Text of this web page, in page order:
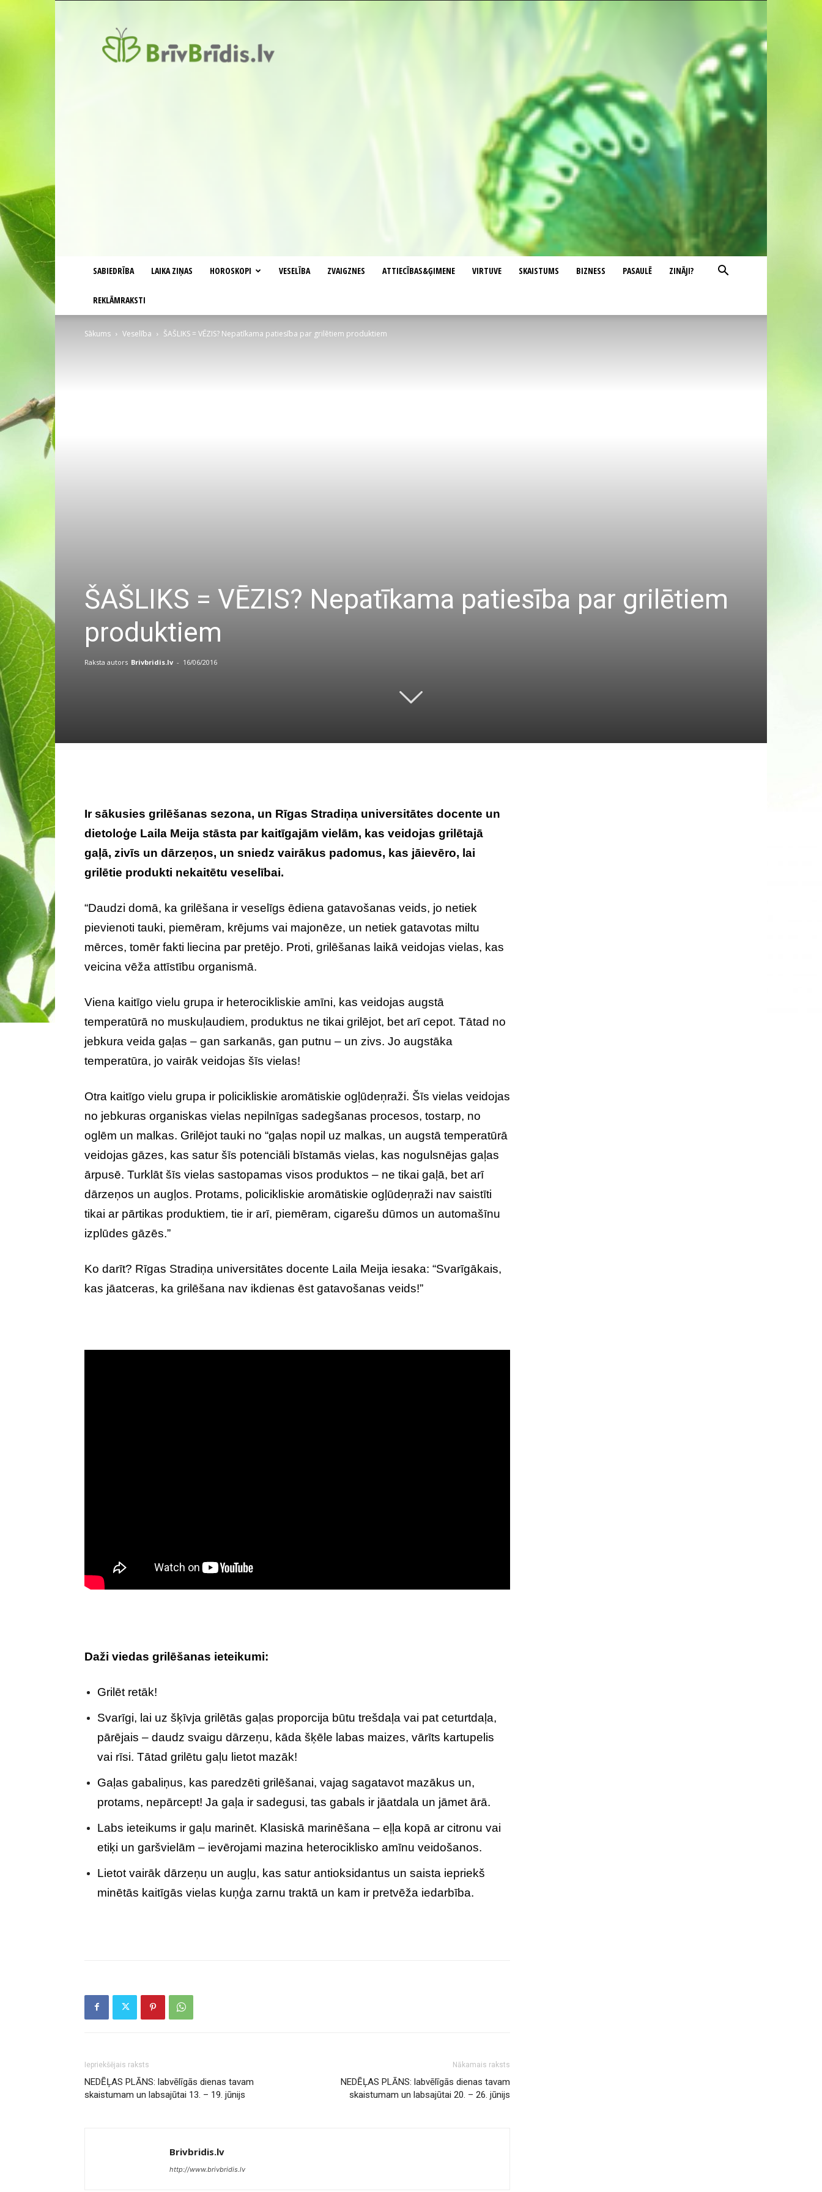
SABIEDRĪBA LAIKA ZIŅAS HOROSKOPI VESELĪBA ZVAIGZNES ATTIECĪBAS&ĢIMENE VIRTUVE SKAISTUMS BIZNESS PASAULĒ ZINĀJI?
REKLĀMRAKSTI
Sākums Veselība ŠAŠLIKS = VĒZIS? Nepatīkama patiesība par grilētiem produktiem
ŠAŠLIKS = VĒZIS? Nepatīkama patiesība par grilētiem
produktiem
Raksta autors Brivbridis.lv - 16/06/2016
Ir sākusies grilēšanas sezona, un Rīgas Stradiņa universitātes docente un
dietoloģe Laila Meija stāsta par kaitīgajām vielām, kas veidojas grilētajā
gaļā, zivīs un dārzeņos, un sniedz vairākus padomus, kas jāievēro, lai
grilētie produkti nekaitētu veselībai.
“Daudzi domā, ka grilēšana ir veselīgs ēdiena gatavošanas veids, jo netiek
pievienoti tauki, piemēram, krējums vai majonēze, un netiek gatavotas miltu
mērces, tomēr fakti liecina par pretējo. Proti, grilēšanas laikā veidojas vielas, kas
veicina vēža attīstību organismā.
Viena kaitīgo vielu grupa ir heterocikliskie amīni, kas veidojas augstā
temperatūrā no muskuļaudiem, produktus ne tikai grilējot, bet arī cepot. Tātad no
jebkura veida gaļas – gan sarkanās, gan putnu – un zivs. Jo augstāka
temperatūra, jo vairāk veidojas šīs vielas!
Otra kaitīgo vielu grupa ir policikliskie aromātiskie ogļūdeņraži. Šīs vielas veidojas
no jebkuras organiskas vielas nepilnīgas sadegšanas procesos, tostarp, no
oglēm un malkas. Grilējot tauki no “gaļas nopil uz malkas, un augstā temperatūrā
veidojas gāzes, kas satur šīs potenciāli bīstamās vielas, kas nogulsnējas gaļas
ārpusē. Turklāt šīs vielas sastopamas visos produktos – ne tikai gaļā, bet arī
dārzeņos un augļos. Protams, policikliskie aromātiskie ogļūdeņraži nav saistīti
tikai ar pārtikas produktiem, tie ir arī, piemēram, cigarešu dūmos un automašīnu
izplūdes gāzēs.”
Ko darīt? Rīgas Stradiņa universitātes docente Laila Meija iesaka: “Svarīgākais,
kas jāatceras, ka grilēšana nav ikdienas ēst gatavošanas veids!”
Daži viedas grilēšanas ieteikumi:
Grilēt retāk!
Svarīgi, lai uz šķīvja grilētās gaļas proporcija būtu trešdaļa vai pat ceturtdaļa,
pārējais – daudz svaigu dārzeņu, kāda šķēle labas maizes, vārīts kartupelis
vai rīsi. Tātad grilētu gaļu lietot mazāk!
Gaļas gabaliņus, kas paredzēti grilēšanai, vajag sagatavot mazākus un,
protams, nepārcept! Ja gaļa ir sadegusi, tas gabals ir jāatdala un jāmet ārā.
Labs ieteikums ir gaļu marinēt. Klasiskā marinēšana – eļļa kopā ar citronu vai
etiķi un garšvielām – ievērojami mazina heterociklisko amīnu veidošanos.
Lietot vairāk dārzeņu un augļu, kas satur antioksidantus un saista iepriekš
minētās kaitīgās vielas kuņģa zarnu traktā un kam ir pretvēža iedarbība.
Iepriekšējais raksts
NEDĒĻAS PLĀNS: labvēlīgās dienas tavam
skaistumam un labsajūtai 13. – 19. jūnijs
Nākamais raksts
NEDĒĻAS PLĀNS: labvēlīgās dienas tavam
skaistumam un labsajūtai 20. – 26. jūnijs
Brivbridis.lv
http://www.brivbridis.lv